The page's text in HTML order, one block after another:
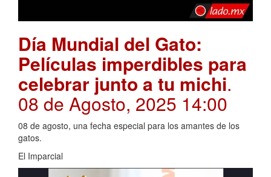
Día Mundial del Gato:
Películas imperdibles para
celebrar junto a tu michi.
08 de Agosto, 2025 14:00
08 de agosto, una fecha especial para los amantes de los
gatos.
El Imparcial